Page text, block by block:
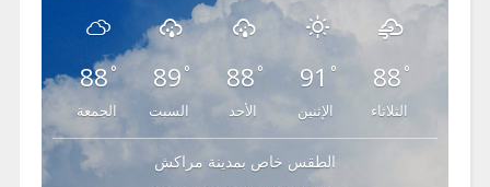
88°
الجمعة
89 °
السبت
88°
الأحد
91 °
الإثنين
88 °
الثلاثاء
الطقس خاص بمدينة مراكش